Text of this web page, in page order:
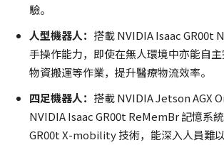
驗。
人型機器人： 搭載 NVIDIA Isaac GR00t
手操作能力，即使在無人環境中亦能自主
物資搬運等作業，提升醫療物流效率。
四足機器人： 搭載 NVIDIA Jetson AGX
NVIDIA Isaac GR00t ReMemBr 記憶系
GR00t X-mobility 技術，能深入人員難